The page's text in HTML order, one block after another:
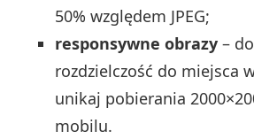
50% względem JPEG;
responsywne obrazy –
rozdzielczość do miejsca
unikaj pobierania
mobilu.